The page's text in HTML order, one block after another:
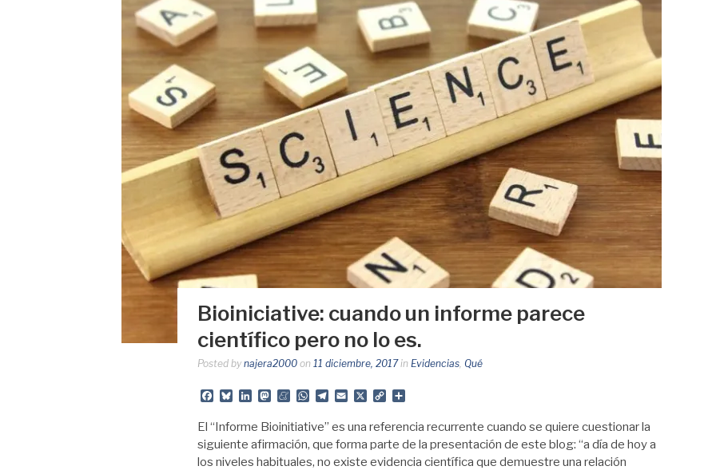
Bioiniciative: cuando un informe parece
científico pero no lo es.
Posted by najera2000 on 11 diciembre, 2017in Evidencias Qué
Facebook
BlueskyLinkedIn
Mastodon
Meneame
WhatsApp
Telegram
Email
X
Copy
El “Informe Bioinitiative” es una referencia recurrente cuando se quiere cuestionar la
siguiente afirmación, que forma parte de la presentación de este blog: “a día de hoy a
los niveles habituales, no existe evidencia científica que demuestre una relación